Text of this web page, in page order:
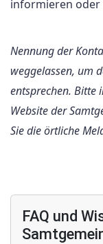
informieren oder
Nennung der
weggelassen, um
entsprechen. Bitte
Website der
Sie die örtliche
FAQ und